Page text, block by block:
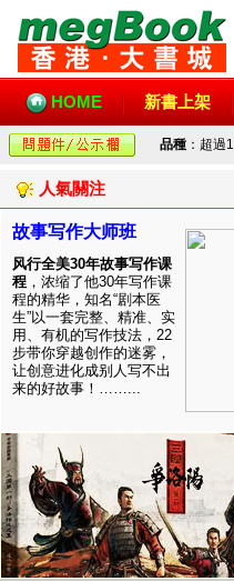
HOME 新書上架
品種 ：超
人氣關注
故事写作大师班
风行全美30年故事写作课
程 ，浓缩了他30年写作课
程的精华，知名“剧本医
生”以一套完整、精准、实
用、有机的写作技法，22
步带你穿越创作的迷雾，
让创意进化成别人写不出
来的好故事！……...